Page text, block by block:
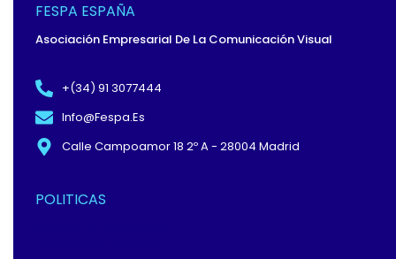
F
FESPA ESPAÑA
Asociación Empresarial De La Comunicación Visual
+(34) 91 3077444
Info@fespa.es
Calle Campoamor 18 2º A - 28004 Madrid
POLITICAS